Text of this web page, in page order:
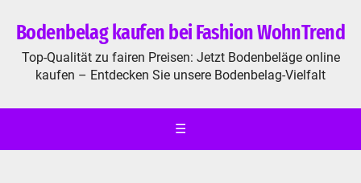
Bodenbelag kaufen bei Fashion WohnTrend
Top-Qualität zu fairen Preisen: Jetzt Bodenbeläge online
kaufen – Entdecken Sie unsere Bodenbelag-Vielfalt
☰